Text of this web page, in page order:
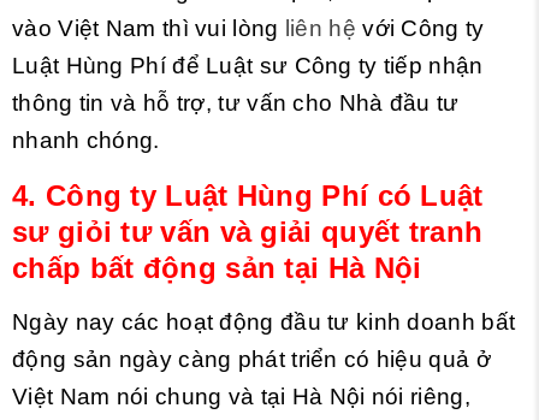
vào Việt Nam thì vui lòng liên hệ với Công ty
Luật Hùng Phí để Luật sư Công ty tiếp nhận
thông tin và hỗ trợ, tư vấn cho Nhà đầu tư
nhanh chóng.
4. Công ty Luật Hùng Phí có Luật
sư giỏi tư vấn và giải quyết tranh
chấp bất động sản tại Hà Nội
Ngày nay các hoạt động đầu tư kinh doanh bất
động sản ngày càng phát triển có hiệu quả ở
Việt Nam nói chung và tại Hà Nội nói riêng,